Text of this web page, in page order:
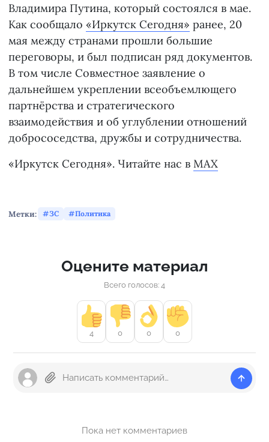
Владимира Путина, который состоялся в мае.
Как сообщало «Иркутск Сегодня» ранее, 20
мая между странами прошли большие
переговоры, и был подписан ряд документов.
В том числе Совместное заявление о
дальнейшем укреплении всеобъемлющего
партнёрства и стратегического
взаимодействия и об углублении отношений
добрососедства, дружбы и сотрудничества.
«Иркутск Сегодня». Читайте нас в MAX
Метки: ЗС Политика
Оцените материал
Всего голосов: 4
4 0 0 0
Пока нет комментариев